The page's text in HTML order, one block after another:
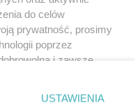
do celów
prywatność, prosimy
poprzez
i zawsze
dolnym rogu strony
danych nie wymagają
USTAWIENIA